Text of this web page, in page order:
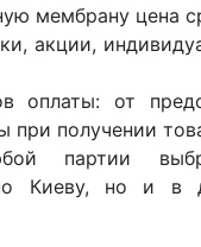
мембрану цена
акции,
оплаты: от
при получении
партии
Киеву, но и в